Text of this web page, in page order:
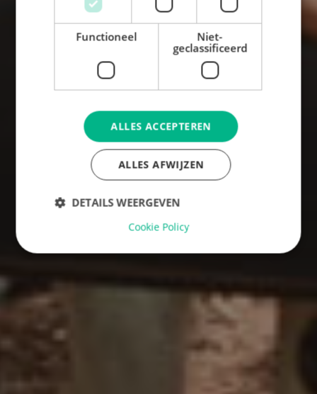
Functioneel
Niet-
geclassificeerd
ALLES ACCEPTEREN
ALLES AFWIJZEN
DETAILS WEERGEVEN
Cookie Policy